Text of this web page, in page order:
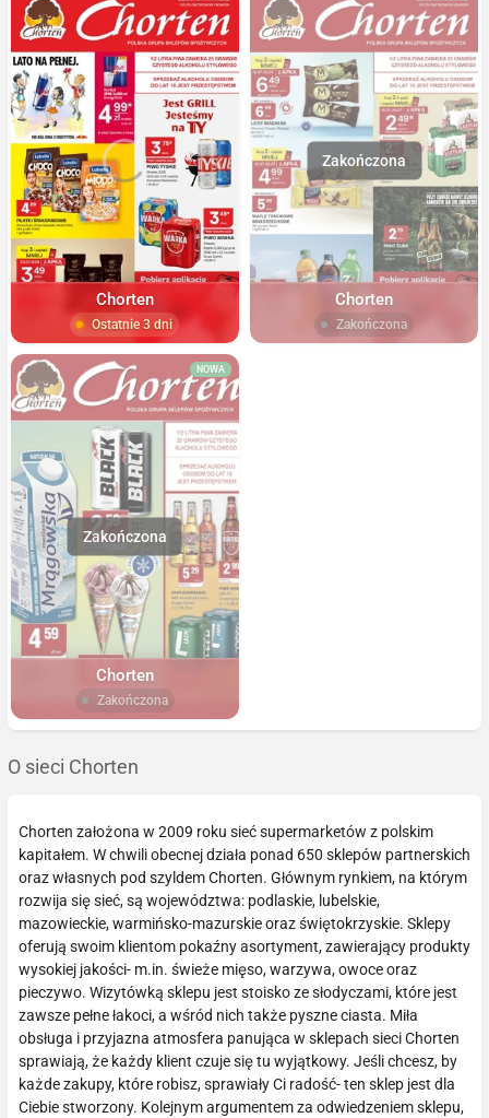
Chorten
Ostatnie 3 dni
Chorten
Zakończona
NOWA
Chorten
Zakończona
O sieci Chorten
Chorten założona w 2009 roku sieć supermarketów z polskim
kapitałem. W chwili obecnej działa ponad 650 sklepów partnerskich
oraz własnych pod szyldem Chorten. Głównym rynkiem, na którym
rozwija się sieć, są województwa: podlaskie, lubelskie,
mazowieckie, warmińsko-mazurskie oraz świętokrzyskie. Sklepy
oferują swoim klientom pokaźny asortyment, zawierający produkty
wysokiej jakości- m.in. świeże mięso, warzywa, owoce oraz
pieczywo. Wizytówką sklepu jest stoisko ze słodyczami, które jest
zawsze pełne łakoci, a wśród nich także pyszne ciasta. Miła
obsługa i przyjazna atmosfera panująca w sklepach sieci Chorten
sprawiają, że każdy klient czuje się tu wyjątkowy. Jeśli chcesz, by
każde zakupy, które robisz, sprawiały Ci radość- ten sklep jest dla
Ciebie stworzony. Kolejnym argumentem za odwiedzeniem sklepu,